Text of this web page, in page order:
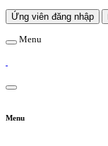
Ứng viên đăng nhập
Menu
Menu